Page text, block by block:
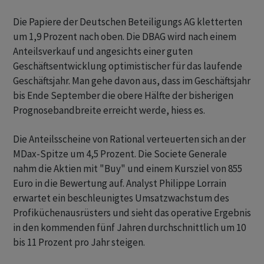
Die Papiere der Deutschen Beteiligungs AG kletterten
um 1,9 Prozent nach oben. Die DBAG wird nach einem
Anteilsverkauf und angesichts einer guten
Geschäftsentwicklung optimistischer für das laufende
Geschäftsjahr. Man gehe davon aus, dass im Geschäftsjahr
bis Ende September die obere Hälfte der bisherigen
Prognosebandbreite erreicht werde, hiess es.
Die Anteilsscheine von Rational verteuerten sich an der
MDax-Spitze um 4,5 Prozent. Die Societe Generale
nahm die Aktien mit "Buy" und einem Kursziel von 855
Euro in die Bewertung auf. Analyst Philippe Lorrain
erwartet ein beschleunigtes Umsatzwachstum des
Profiküchenausrüsters und sieht das operative Ergebnis
in den kommenden fünf Jahren durchschnittlich um 10
bis 11 Prozent pro Jahr steigen.